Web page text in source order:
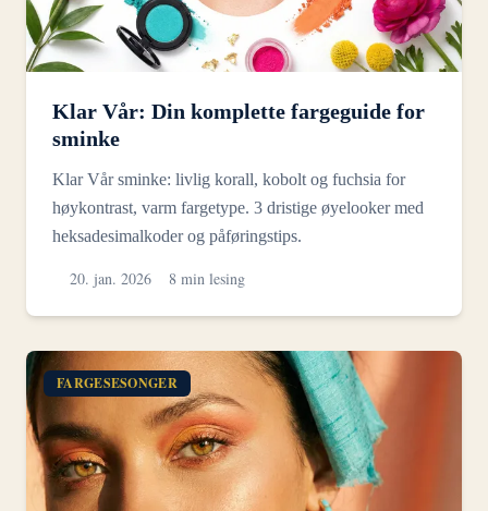
Klar Vår: Din komplette fargeguide for
sminke
Klar Vår sminke: livlig korall, kobolt og fuchsia for
høykontrast, varm fargetype. 3 dristige øyelooker med
heksadesimalkoder og påføringstips.
20. jan. 2026 8 min lesing
FARGESESONGER